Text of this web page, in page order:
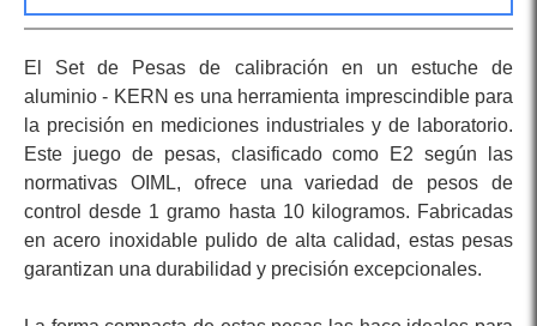
El Set de Pesas de calibración en un estuche de
aluminio - KERN es una herramienta imprescindible para
la precisión en mediciones industriales y de laboratorio.
Este juego de pesas, clasificado como E2 según las
normativas OIML, ofrece una variedad de pesos de
control desde 1 gramo hasta 10 kilogramos. Fabricadas
en acero inoxidable pulido de alta calidad, estas pesas
garantizan una durabilidad y precisión excepcionales.